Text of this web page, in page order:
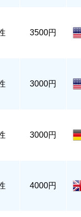
3500円
3000円
3000円
4000円